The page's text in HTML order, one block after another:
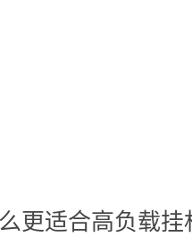
更适合高负载挂